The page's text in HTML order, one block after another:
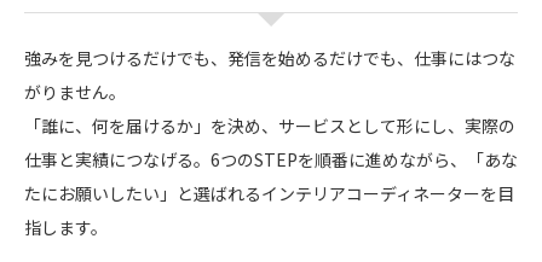
強みを見つけるだけでも、発信を始めるだけでも、仕事にはつな
がりません。
「誰に、何を届けるか」を決め、サービスとして形にし、実際の
仕事と実績につなげる。6つのSTEPを順番に進めながら、「あな
たにお願いしたい」と選ばれるインテリアコーディネーターを目
指します。